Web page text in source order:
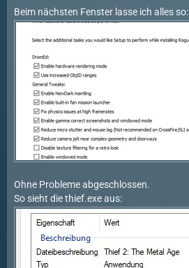
Beim nächsten Fenster lasse ich alles so:
Ohne Probleme abgeschlossen.
So sieht die thief.exe aus: